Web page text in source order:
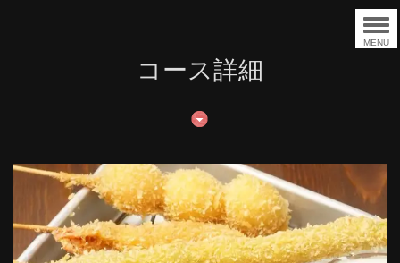
MENU
コース詳細